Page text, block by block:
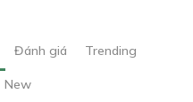
Đánh giá Trending
New